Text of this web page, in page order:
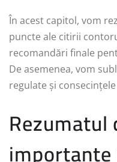
În acest capitol, vom
puncte ale citirii
recomandări finale
De asemenea, vom
regulate și
Rezumatul